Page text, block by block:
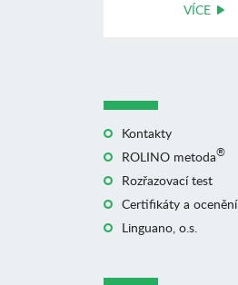
VÍCE
Kontakty
ROLINO metoda®
Rozřazovací test
Certifikáty a ocenění
Linguano, o.s.